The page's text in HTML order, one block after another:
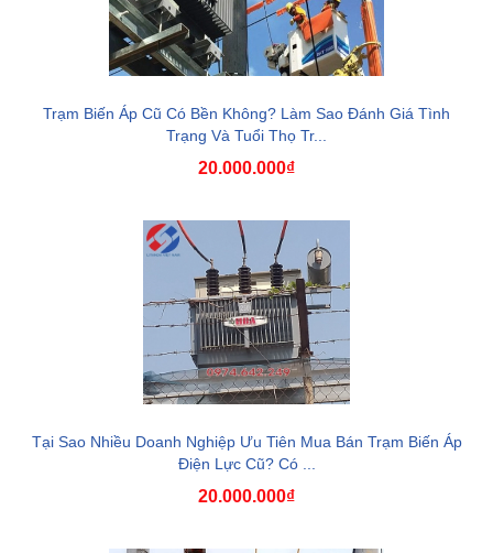
Trạm Biến Áp Cũ Có Bền Không? Làm Sao Đánh Giá Tình
Trạng Và Tuổi Thọ Tr...
20.000.000₫
Tại Sao Nhiều Doanh Nghiệp Ưu Tiên Mua Bán Trạm Biến Áp
Điện Lực Cũ? Có ...
20.000.000₫